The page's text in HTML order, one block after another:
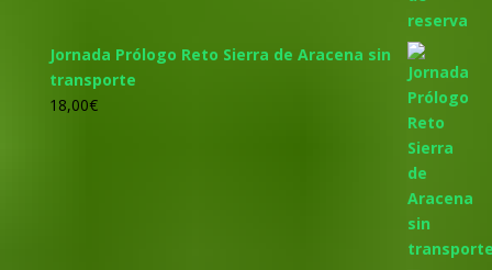
Jornada Prólogo Reto Sierra de Aracena sin
transporte
18,00€